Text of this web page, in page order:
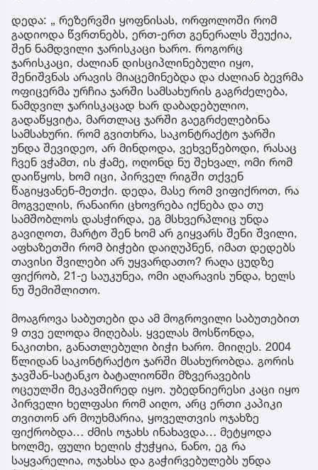
დედა: „ რეზერვში ყოფნისას, ორფოლოში რომ
გადიოდა წვრთნებს, ერთ-ერთ გენერალს შეუქია,
შენ ნამდვილი ჯარისკაცი ხარო. როგორც
ჯარისკაცი, ძალიან დისციპლინებული იყო,
შენიშვნას არავის მიაცემინებდა და ძალიან ბევრმა
ოფიცერმა ურჩია ჯარში სამსახურის გაგრძელება,
ნამდვილ ჯარისკაცად ხარ დაბადებულიო,
გადაწყვიტა, მართლაც ჯარში გაეგრძელებინა
სამსახური. რომ გვითხრა, საკონტრაქტო ჯარში
უნდა შევიდეო, არ მინდოდა, ვეხვეწებოდი, რასაც
ჩვენ ვჭამთ, ის ჭამე, ოღონდ ნუ შეხვალ, ომი რომ
დაიწყოს, ხომ იცი, პირველ რიგში თქვენ
წაგიყვანენ-მეთქი. დედა, მასე რომ ვიფიქროთ, რა
მოგველის, რანაირი ცხოვრება იქნება და თუ
სამშობლოს დასჭირდა, ეგ მსხვერპლიც უნდა
გავიღოთ, მარტო შენ ხომ არ გიყვარს შენი შვილი,
აფხაზეთში რომ ბიჭები დაიღუპნენ, იმათ დედებს
თავისი შვილები არ უყვარდათო? რაღა ცუდზე
ფიქრობ, 21-ე საუკუნეა, ომი აღარავის უნდა, ხელს
ნუ შემიშლითო.
მოაგროვა საბუთები და ამ მოგროვილი საბუთებით
9 თვე ელოდა მიღებას. ყველას მოსწონდა,
ნაკითხი, განათლებული ბიჭი ხარო. მიიღეს. 2004
წლიდან საკონტრაქტო ჯარში მსახურობდა. გორის
ჯავშან-სატანკო ბატალიონში მზვერავების
ოცეულში მეკავშირედ იყო. უბედნიერესი კაცი იყო
პირველი ხელფასი რომ აიღო, არც ერთი კაპიკი
თვითონ არ მოუხმარია, ყოველთვის ოჯახზე
ფიქრობდა… ძმის ოჯახს ინახავდა… მეტყოდა
ხოლმე, ფული ხელის ჭუჭყია, ნანო, ეგ რა
საყვარელია, ოჯახსა და გაჭირვებულებს უნდა